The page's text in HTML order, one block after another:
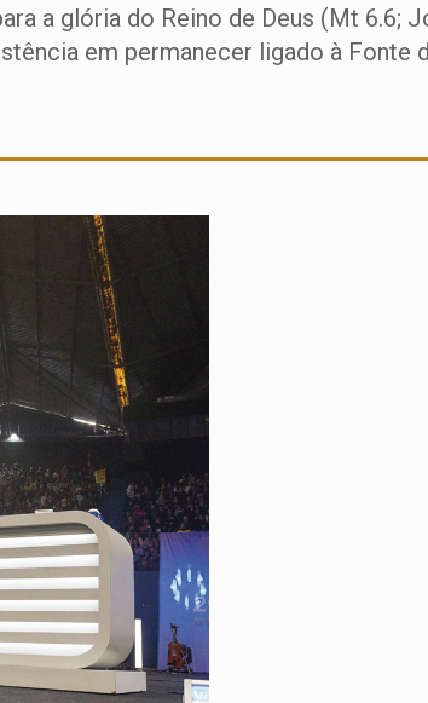
a glória do Reino de Deus (Mt 6.6;
em permanecer ligado à Fonte